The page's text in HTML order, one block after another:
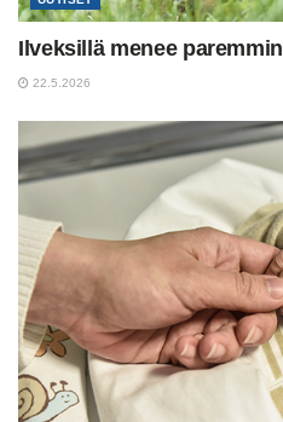
Ilveksillä menee paremmin
22.5.2026